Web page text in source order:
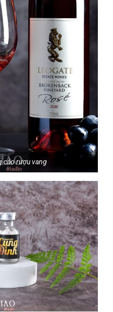
cáo rượu vang